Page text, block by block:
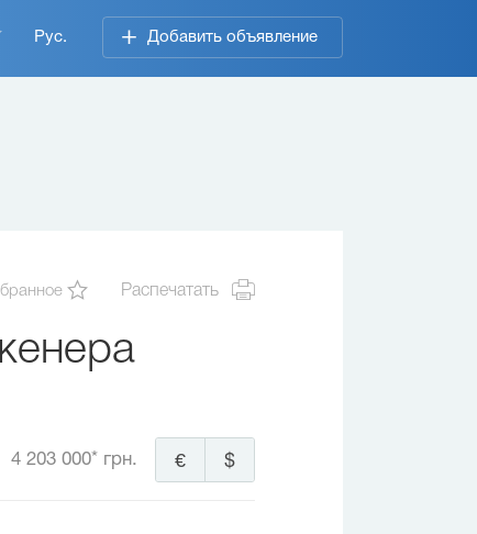
Рус. Добавить объявление
Распечатать
4 203 000* грн. $
€